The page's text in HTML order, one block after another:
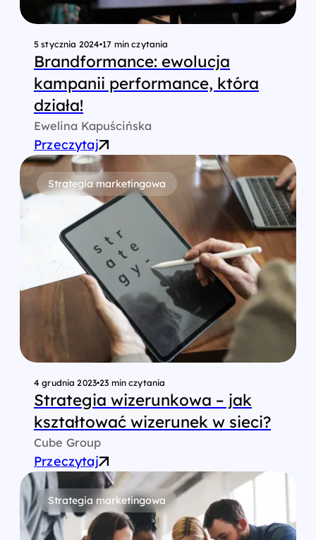
5 stycznia 2024•17 min czytania
Brandformance: ewolucja
kampanii performance, która
działa!
Ewelina Kapuścińska
Przeczytaj
Strategia marketingowa
4 grudnia 2023•23 min czytania
Strategia wizerunkowa – jak
kształtować wizerunek w sieci?
Cube Group
Przeczytaj
Strategia marketingowa